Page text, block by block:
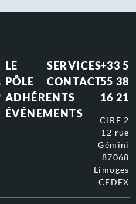
LE
PÔLE
ADHÉRENTS
ÉVÉNEMENTS
SERVICES
CONTACT
+33 5
55 38
16 21
CIRE 2
12 rue
Gémini
87068
Limoges
CEDEX